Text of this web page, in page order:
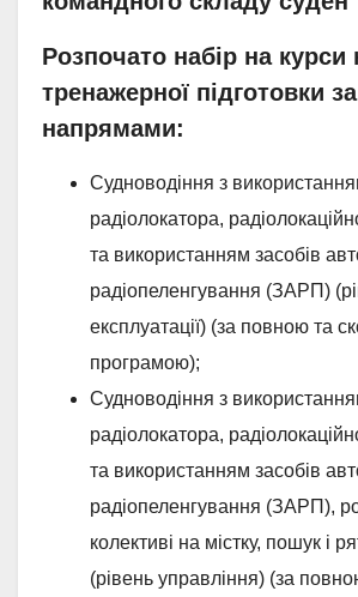
Розпочато набір на курси
тренажерної підготовки за
напрямами:
Судноводіння з
радіолокатора,
та використанням засобів
радіопеленгування (ЗАРП)
експлуатації) (за повною та
програмою);
Судноводіння з
радіолокатора,
та використанням засобів
радіопеленгування (ЗАРП),
колективі на містку, пошук і
(рівень управління) (за